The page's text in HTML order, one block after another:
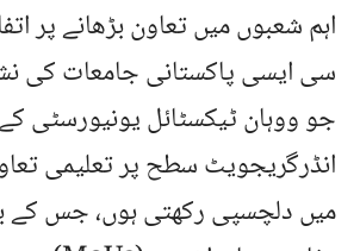
اہم شعبوں میں تعاون بڑھانے پر
سی ایسی پاکستانی جامعات کی
جو ووہان ٹیکسٹائل یونیورسٹی
انڈرگریجویٹ سطح پر تعلیمی
میں دلچسپی رکھتی ہوں، جس کے